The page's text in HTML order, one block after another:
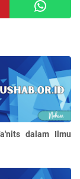
dalam Ilmu